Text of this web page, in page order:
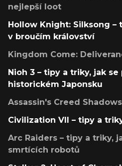
nejlepší loot
Hollow Knight: Silksong
v broučím království
Kingdom Come:
Nioh 3 – tipy a triky, jak
historickém Japonsku
Assassin's Creed
Civilization VII – tipy a
Arc Raiders – tipy a triky,
smrtících robotů